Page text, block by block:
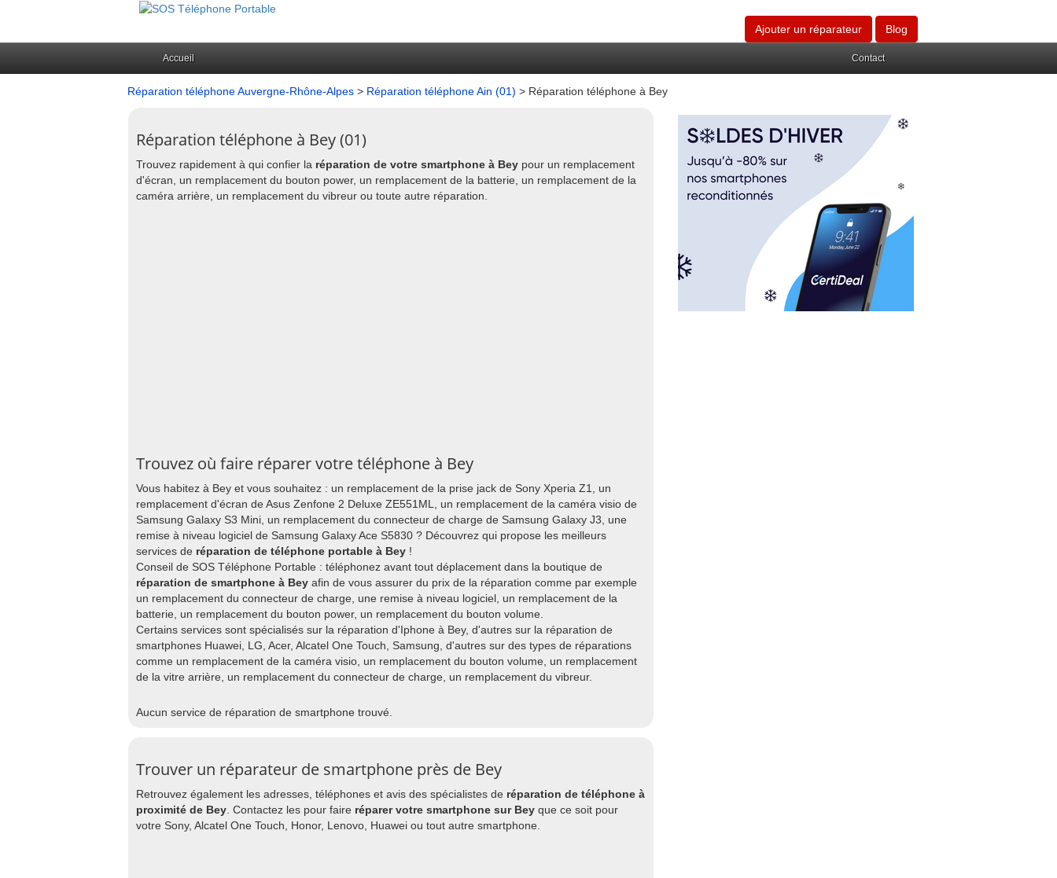
Ajouter un réparateur Blog
Accueil Contact
Réparation téléphone Auvergne-Rhône-Alpes > Réparation téléphone Ain (01) > Réparation téléphone à Bey
Réparation téléphone à Bey (01)
Trouvez rapidement à qui confier la réparation de votre smartphone à Bey pour un remplacement
d'écran, un remplacement du bouton power, un remplacement de la batterie, un remplacement de la
caméra arrière, un remplacement du vibreur ou toute autre réparation.
Trouvez où faire réparer votre téléphone à Bey
Vous habitez à Bey et vous souhaitez : un remplacement de la prise jack de Sony Xperia Z1, un
remplacement d'écran de Asus Zenfone 2 Deluxe ZE551ML, un remplacement de la caméra visio de
Samsung Galaxy S3 Mini, un remplacement du connecteur de charge de Samsung Galaxy J3, une
remise à niveau logiciel de Samsung Galaxy Ace S5830 ? Découvrez qui propose les meilleurs
services de réparation de téléphone portable à Bey !
Conseil de SOS Téléphone Portable : téléphonez avant tout déplacement dans la boutique de
réparation de smartphone à Bey afin de vous assurer du prix de la réparation comme par exemple
un remplacement du connecteur de charge, une remise à niveau logiciel, un remplacement de la
batterie, un remplacement du bouton power, un remplacement du bouton volume.
Certains services sont spécialisés sur la réparation d'Iphone à Bey, d'autres sur la réparation de
smartphones Huawei, LG, Acer, Alcatel One Touch, Samsung, d'autres sur des types de réparations
comme un remplacement de la caméra visio, un remplacement du bouton volume, un remplacement
de la vitre arrière, un remplacement du connecteur de charge, un remplacement du vibreur.
Aucun service de réparation de smartphone trouvé.
Trouver un réparateur de smartphone près de Bey
Retrouvez également les adresses, téléphones et avis des spécialistes de réparation de téléphone à
proximité de Bey . Contactez les pour faire réparer votre smartphone sur Bey que ce soit pour
votre Sony, Alcatel One Touch, Honor, Lenovo, Huawei ou tout autre smartphone.